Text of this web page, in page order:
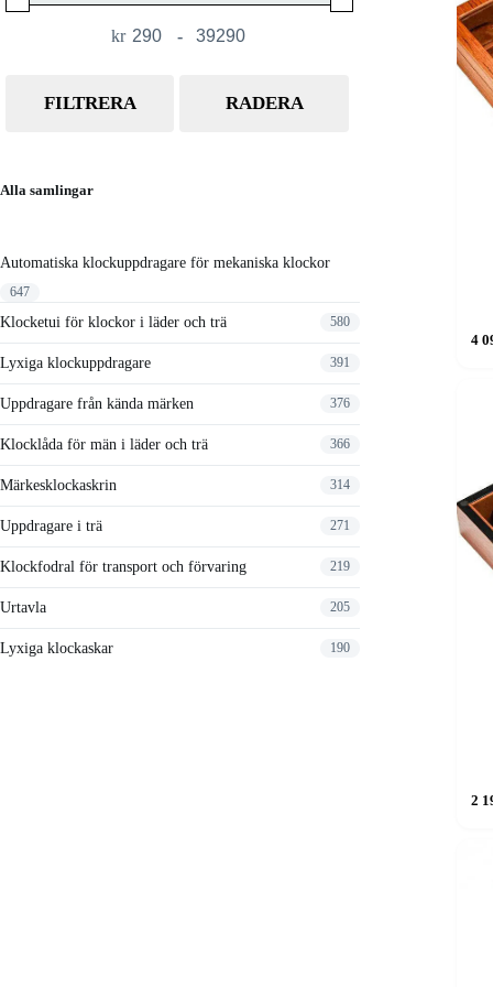
4
2
kr Minimum Price
-Maximum Price
FILTRERA RADERA
Alla samlingar
Automatiska klockuppdragare för mekaniska klockor
647
Klocketui för klockor i läder och trä 580
Lyxiga klockuppdragare 391
Uppdragare från kända märken 376
Klocklåda för män i läder och trä 366
Märkesklockaskrin 314
Uppdragare i trä 271
Klockfodral för transport och förvaring 219
Urtavla 205
Lyxiga klockaskar 190